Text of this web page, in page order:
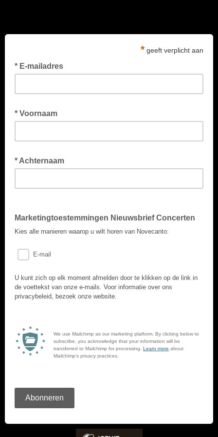
* geeft verplicht aan
* E-mailadres
* Voornaam
* Achternaam
Marketingtoestemmingen Nieuwsbrief Concerten
Kies alle manieren waarop u wilt horen van Novecanto:
E-mail
U kunt zich op elk moment afmelden door te klikken op de link in
de voettekst van onze e-mails. Voor informatie over ons
privacybeleid, bezoek onze website.
We use Mailchimp as our marketing platform. By clicking below to
subscribe, you acknowledge that your information will be
transferred to Mailchimp for processing. Learn more about
Mailchimp's privacy practices.